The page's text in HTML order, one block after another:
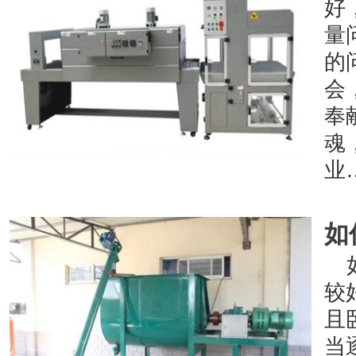
好
量
的
会
奉
魂
如
较
且
当